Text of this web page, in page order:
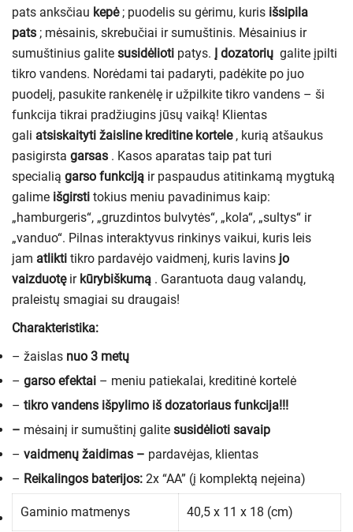
pats anksčiau kepė; puodelis su gėrimu, kuris išsipila
pats ; mėsainis, skrebučiai ir sumuštinis. Mėsainius ir
sumuštinius galite susidėlioti patys. Į dozatorių galite įpilti
tikro vandens. Norėdami tai padaryti, padėkite po juo
puodelį, pasukite rankenėlę ir užpilkite tikro vandens – ši
funkcija tikrai pradžiugins jūsų vaiką! Klientas
gali atsiskaityti žaisline kreditine kortele, kurią atšaukus
pasigirsta garsas . Kasos aparatas taip pat turi
specialią garso funkciją ir paspaudus atitinkamą mygtuką
galime išgirsti tokius meniu pavadinimus kaip:
„hamburgeris“, „gruzdintos bulvytės“, „kola“, „sultys“ ir
„vanduo“. Pilnas interaktyvus rinkinys vaikui, kuris leis
jam atlikti tikro pardavėjo vaidmenį, kuris lavins jo
vaizduotęir kūrybiškumą . Garantuota daug valandų,
praleistų smagiai su draugais!
Charakteristika:
– žaislas nuo 3 metų
– garso efektai – meniu patiekalai, kreditinė kortelė
– tikro vandens išpylimo iš dozatoriaus funkcija!!!
– mėsainį ir sumuštinį galite susidėlioti savaip
– vaidmenų žaidimas – pardavėjas, klientas
– Reikalingos baterijos: 2x “AA” (į komplektą neįeina)
Gaminio matmenys 40,5 x 11 x 18 (cm)